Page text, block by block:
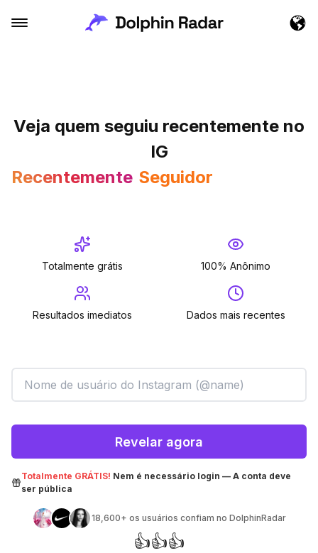
Veja quem seguiu recentemente no
IG
Recentemente
Seguidor
Seguido
Totalmente grátis 100% Anônimo
Resultados imediatos Dados mais recentes
Revelar agora
Totalmente GRÁTIS! Nem é necessário login — A conta deve
ser pública
18,600+ os usuários confiam no DolphinRadar
👍👍👍